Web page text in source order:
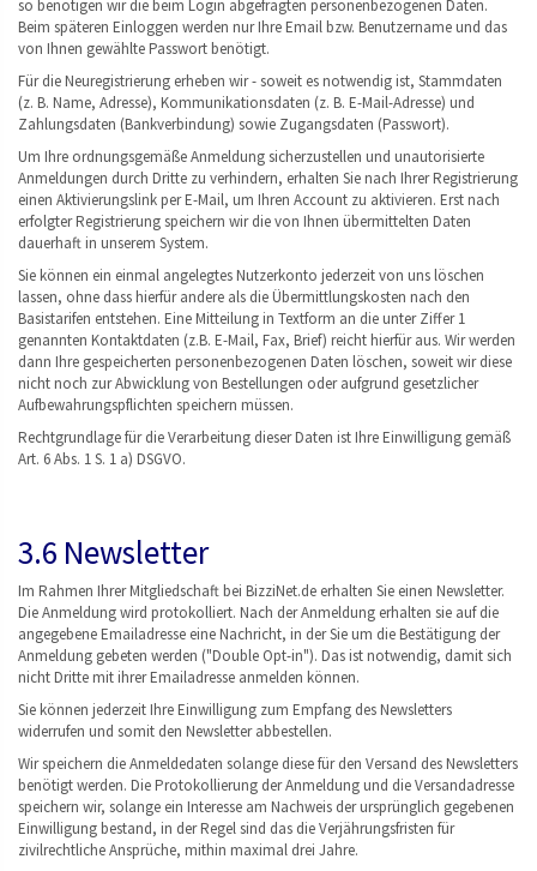
so benötigen wir die beim Login abgefragten personenbezogenen Daten.
Beim späteren Einloggen werden nur Ihre Email bzw. Benutzername und das
von Ihnen gewählte Passwort benötigt.
Für die Neuregistrierung erheben wir - soweit es notwendig ist, Stammdaten
(z. B. Name, Adresse), Kommunikationsdaten (z. B. E-Mail-Adresse) und
Zahlungsdaten (Bankverbindung) sowie Zugangsdaten (Passwort).
Um Ihre ordnungsgemäße Anmeldung sicherzustellen und unautorisierte
Anmeldungen durch Dritte zu verhindern, erhalten Sie nach Ihrer Registrierung
einen Aktivierungslink per E-Mail, um Ihren Account zu aktivieren. Erst nach
erfolgter Registrierung speichern wir die von Ihnen übermittelten Daten
dauerhaft in unserem System.
Sie können ein einmal angelegtes Nutzerkonto jederzeit von uns löschen
lassen, ohne dass hierfür andere als die Übermittlungskosten nach den
Basistarifen entstehen. Eine Mitteilung in Textform an die unter Ziffer 1
genannten Kontaktdaten (z.B. E-Mail, Fax, Brief) reicht hierfür aus. Wir werden
dann Ihre gespeicherten personenbezogenen Daten löschen, soweit wir diese
nicht noch zur Abwicklung von Bestellungen oder aufgrund gesetzlicher
Aufbewahrungspflichten speichern müssen.
Rechtgrundlage für die Verarbeitung dieser Daten ist Ihre Einwilligung gemäß
Art. 6 Abs. 1 S. 1 a) DSGVO.
3.6 Newsletter
Im Rahmen Ihrer Mitgliedschaft bei BizziNet.de erhalten Sie einen Newsletter.
Die Anmeldung wird protokolliert. Nach der Anmeldung erhalten sie auf die
angegebene Emailadresse eine Nachricht, in der Sie um die Bestätigung der
Anmeldung gebeten werden ("Double Opt-in"). Das ist notwendig, damit sich
nicht Dritte mit ihrer Emailadresse anmelden können.
Sie können jederzeit Ihre Einwilligung zum Empfang des Newsletters
widerrufen und somit den Newsletter abbestellen.
Wir speichern die Anmeldedaten solange diese für den Versand des Newsletters
benötigt werden. Die Protokollierung der Anmeldung und die Versandadresse
speichern wir, solange ein Interesse am Nachweis der ursprünglich gegebenen
Einwilligung bestand, in der Regel sind das die Verjährungsfristen für
zivilrechtliche Ansprüche, mithin maximal drei Jahre.